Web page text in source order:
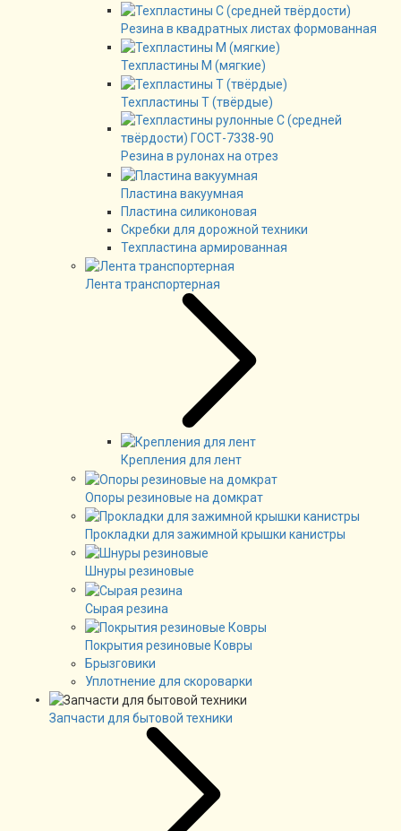
Резина в квадратных листах формованная
Техпластины М (мягкие)
Техпластины Т (твёрдые)
Резина в рулонах на отрез
Пластина вакуумная
Пластина силиконовая
Скребки для дорожной техники
Техпластина армированная
Лента транспортерная
Крепления для лент
Опоры резиновые на домкрат
Прокладки для зажимной крышки канистры
Шнуры резиновые
Сырая резина
Покрытия резиновые Ковры
Брызговики
Уплотнение для скороварки
Запчасти для бытовой техники